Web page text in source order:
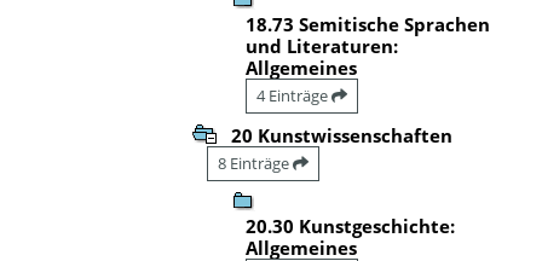
18.73 Semitische Sprachen
und Literaturen:
Allgemeines
4 Einträge
20 Kunstwissenschaften
8 Einträge
20.30 Kunstgeschichte:
Allgemeines